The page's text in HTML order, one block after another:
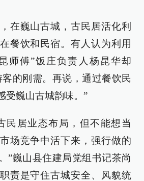
在巍山古城，古民居活化利
餐饮和民宿。有人认为利用
师傅”饭庄负责人杨昆华却
的刚需。再说，通过餐饮民
受巍山古城韵味。”
民居业态布局，但不能想当
场竞争中活下来，强行做的
”巍山县住建局党组书记茶尚
责是守住古城安全、风貌统